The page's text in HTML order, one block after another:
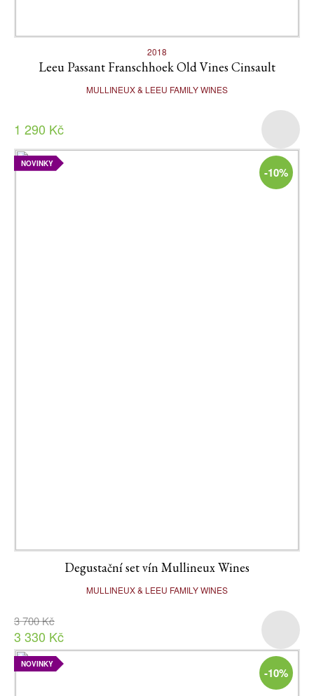
2018
Leeu Passant Franschhoek Old Vines Cinsault
MULLINEUX & LEEU FAMILY WINES
1 290 Kč
NOVINKY
-10%
Degustační set vín Mullineux Wines
MULLINEUX & LEEU FAMILY WINES
3 700 Kč
3 330 Kč
NOVINKY
-10%